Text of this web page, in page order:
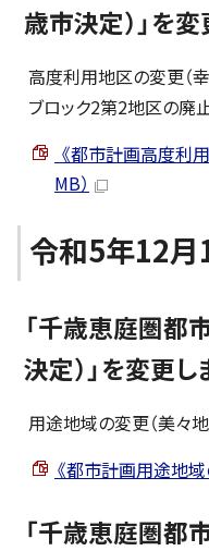
歳市決定）」を変
高度利用地区の変更（
ブロック2第2地区の廃止
《都市計画高度利
MB）
令和5年12月
「千歳恵庭圏都
決定）」を変更し
用途地域の変更（美々地
《都市計画用途地域
「千歳恵庭圏都